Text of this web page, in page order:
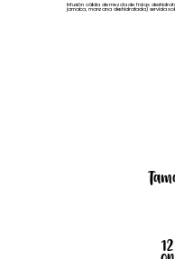
Infusión cálida de mezcla de frutas
jamaica, manzana deshidratada) servida
12